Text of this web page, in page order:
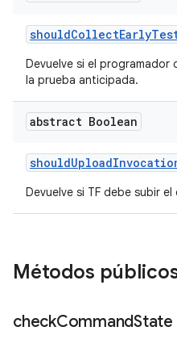
shouldCollectEarly
Devuelve si el programador
la prueba anticipada.
abstract Boolean
shouldUpload
Devuelve si TF debe subir
Métodos
checkCommandState